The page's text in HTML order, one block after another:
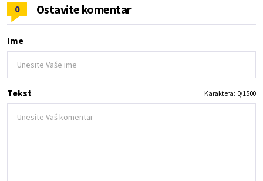
0 Ostavite komentar
Ime
Tekst Karaktera: 0/1500